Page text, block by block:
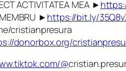
ACTIVITATEA MEA ►
► https://bit.ly/
cristianpresura
donorbox.org/
@